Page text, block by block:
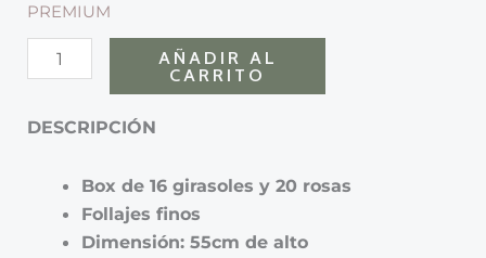
PREMIUM
AÑADIR AL
CARRITO
DESCRIPCIÓN
Box de 16 girasoles y 20 rosas
Follajes finos
Dimensión: 55cm de alto